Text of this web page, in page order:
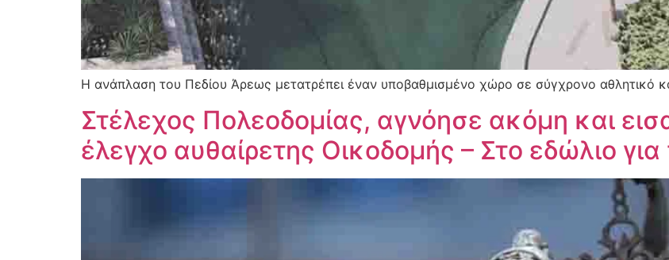
Η ανάπλαση του Πεδίου Άρεως μετατρέπει έναν υποβαθμισμένο χώρο σε σύγχρονο αθλητικό
Στέλεχος Πολεοδομίας, αγνόησε ακόμη και
έλεγχο αυθαίρετης Οικοδομής – Στο εδώλιο